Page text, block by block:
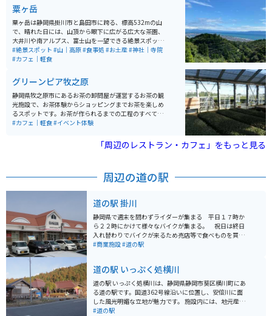
は無いので、大人数（4人～）で行く場合は事前に連絡
しておいたほうが良いかもしれません。
粟ヶ岳
粟ヶ岳は静岡県掛川市と島田市に跨る、標高532mの山
で、晴れた日には、山頂から眼下に広がる広大な茶園、
大井川や南アルプス、富士山を一望できる絶景スポット
です。また、約500本の桜が咲き誇る名所としても知ら
れ、春には多くの花見客で賑わいます。阿波々神社が山
有名です。頂上にはカフェもあり、景色を見ながらお茶
を楽しんだり、神社の御朱印も手に入れられます。秋の
シーズンには紅葉のトンネル中を車やバイクで走れるの
でオススメです。
#絶景スポット #山｜高原#食事処 #お土産#神社｜寺院
#カフェ｜軽食
グリーンピア牧之原
静岡県牧之原市にあるお茶の卸問屋が運営するお茶の観
光施設で、お茶体験からショッピングまでお茶を楽しめ
るスポットです。お茶が作られるまでの工程のすべてを
一つの建物の中で見学でき、グルメから体験まで幅広く
#カフェ｜軽食#イベント体験
「周辺のレストラン・カフェ」をもっと見る
周辺の道の駅
道の駅 掛川
静岡県で週末を問わずライダーが集まる 平日１７時か
ら２２時にかけて様々なバイクが集まる。 祝日は終日
入れ替わりでバイクが来るため売店等で食べものを買い
バイクを眺めながら休憩をしている方が多くいる。近く
入るお茶の名産地である、静岡県掛川市に位置する道の
駅です。 地元産の農作物はもちろん、本場のお茶やそば
を供する専門ショップなど、掛川ならではのグルメを楽
しむことができます。 ・軽自動車4台、小型車222台、大
型車70台、特大車5台、身体障がい者用6台 ※駐車料金
#商業施設#道の駅
道の駅 いっぷく処横川
道の駅 いっぷく処横川は、静岡県静岡市葵区横川町にあ
る道の駅です。国道362号線沿いに位置し、安倍川に面
した風光明媚な立地が魅力です。 施設内には、地元産の
新鮮な野菜や果物が並ぶ農産物直売所や、蕎麦や猪肉料
#道の駅